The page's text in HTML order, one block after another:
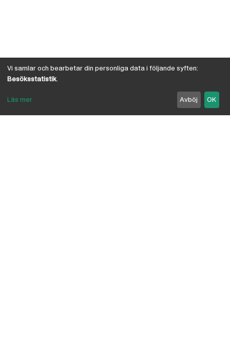
Vi samlar och bearbetar din personliga data i följande syften:
Besöksstatistik.
Läs mer Avböj OK